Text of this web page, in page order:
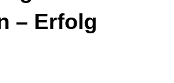
– Erfolg